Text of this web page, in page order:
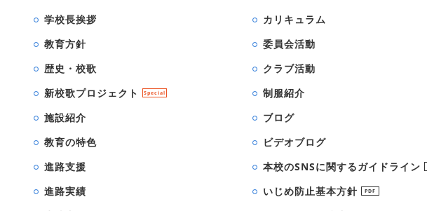
学校長挨拶
教育方針
歴史・校歌
新校歌プロジェクト
Special
施設紹介
教育の特色
進路支援
進路実績
カリキュラム
委員会活動
クラブ活動
制服紹介
ブログ
ビデオブログ
本校のSNSに関するガイドライン
いじめ防止基本方針 PDF